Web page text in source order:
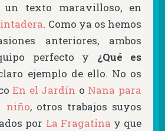
texto maravilloso, en
. Como ya os hemos
anteriores, ambos
perfecto y ¿Qué es
ejemplo de ello. No os
En el Jardín o Nana para
niño, otros trabajos suyos
por La Fragatina y que